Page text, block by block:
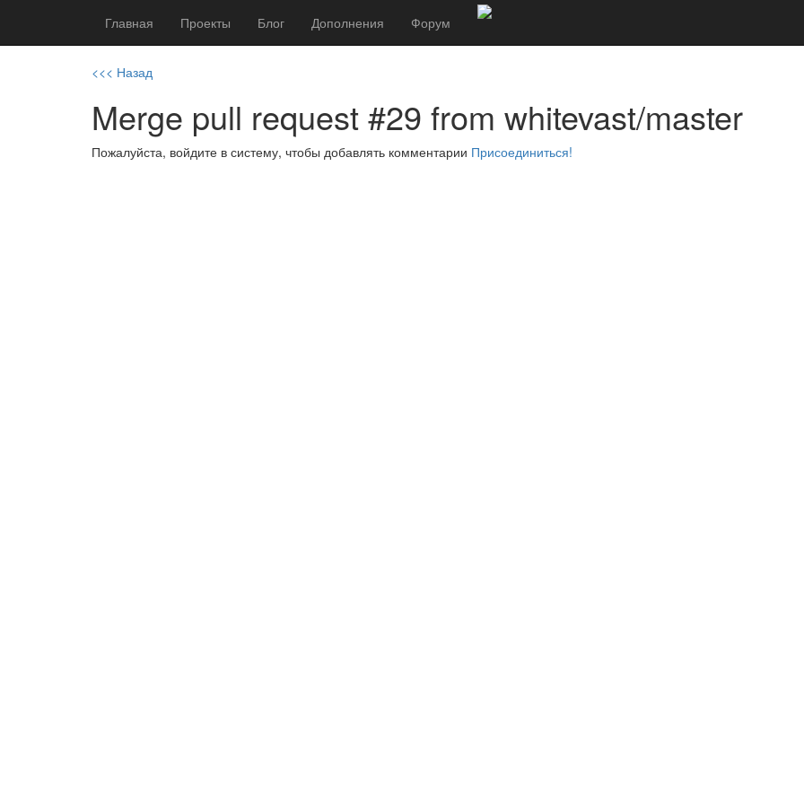
Главная Проекты Блог Дополнения Форум
<<< Назад
Merge pull request #29 from whitevast/master
Пожалуйста, войдите в систему, чтобы добавлять комментарии Присоединиться!